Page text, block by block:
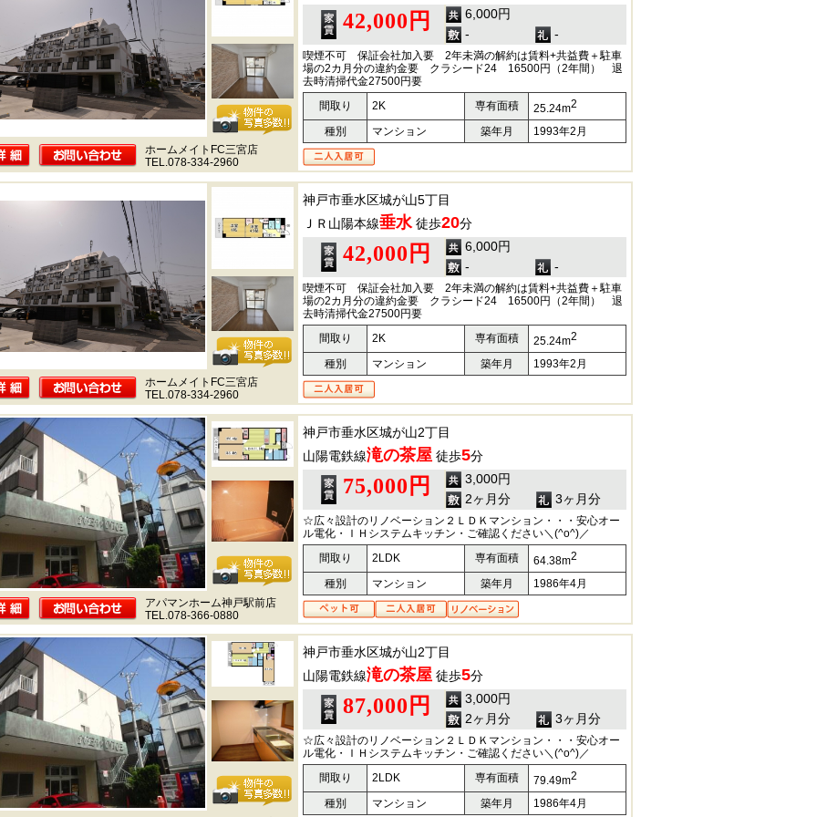
42,000円
6,000円
-
-
喫煙不可 保証会社加入要 2年未満の解約は賃料+共益費＋駐車
場の2カ月分の違約金要 クラシード24 16500円（2年間） 退
去時清掃代金27500円要
間取り
2K 専有面積 25.24m2
種別 マンション 築年月
1993年2月
ホームメイトFC三宮店
TEL.078-334-2960
神戸市垂水区城が山5丁目
ＪＲ山陽本線垂水徒歩20分
42,000円
6,000円
-
-
喫煙不可 保証会社加入要 2年未満の解約は賃料+共益費＋駐車
場の2カ月分の違約金要 クラシード24 16500円（2年間） 退
去時清掃代金27500円要
間取り
2K 専有面積 25.24m2
種別 マンション 築年月
1993年2月
ホームメイトFC三宮店
TEL.078-334-2960
神戸市垂水区城が山2丁目
山陽電鉄線滝の茶屋 徒歩5分
75,000円
3,000円
2ヶ月分
3ヶ月分
☆広々設計のリノベーション２ＬＤＫマンション・・・安心オー
ル電化・ＩＨシステムキッチン・ご確認ください＼(^o^)／
間取り
2LDK 専有面積 64.38m2
種別 マンション 築年月
1986年4月
アパマンホーム神戸駅前店
TEL.078-366-0880
神戸市垂水区城が山2丁目
山陽電鉄線滝の茶屋 徒歩5分
87,000円
3,000円
2ヶ月分
3ヶ月分
☆広々設計のリノベーション２ＬＤＫマンション・・・安心オー
ル電化・ＩＨシステムキッチン・ご確認ください＼(^o^)／
間取り
2LDK 専有面積 79.49m2
種別 マンション 築年月
1986年4月